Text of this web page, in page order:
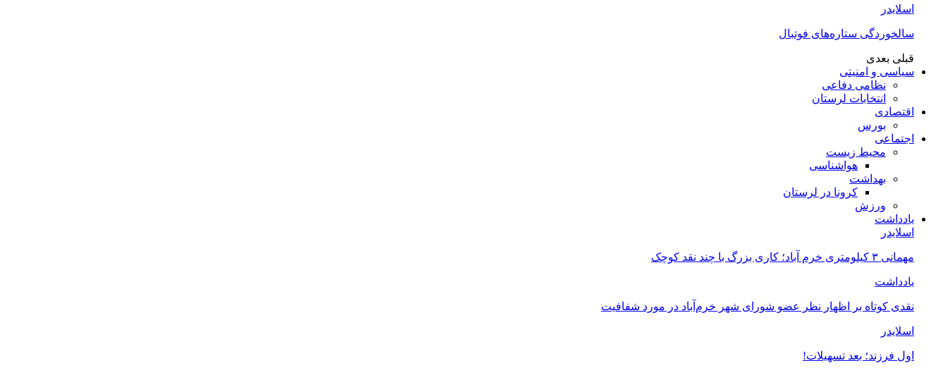
اسلایدر
سالخوردگی ستاره‌های فوتبال
قبلی بعدی
سیاسی و امنیتی
نظامی دفاعی
انتخابات لرستان
اقتصادی
بورس
اجتماعی
محیط زیست
هواشناسی
بهداشت
کرونا در لرستان
ورزش
یادداشت
اسلایدر
مهمانی ۳ کیلومتری خرم آباد؛ کاری بزرگ با چند نقد کوچک
یادداشت
نقدی کوتاه بر اظهار نظر عضو شورای شهر خرم‌آباد در مورد شفافیت
اسلایدر
اول فرزند؛ بعد تسهیلات!